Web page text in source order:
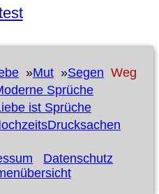
»Mut »Segen Weg
Sprüche
ist Sprüche
Datenschutz